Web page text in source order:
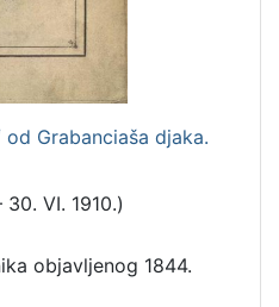
Grabanciaša djaka.
30. VI. 1910.)
objavljenog 1844.